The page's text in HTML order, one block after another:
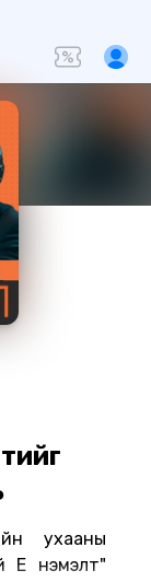
ухааны
Е нэмэлт"